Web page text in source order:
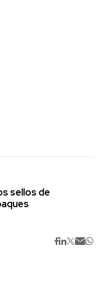
sellos de